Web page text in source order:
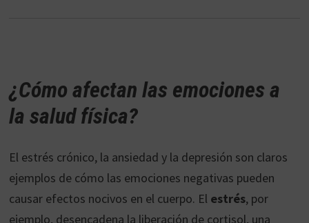
¿Cómo afectan las emociones a
la salud física?
El estrés crónico, la ansiedad y la depresión son claros
ejemplos de cómo las emociones negativas pueden
causar efectos nocivos en el cuerpo. El estrés, por
ejemplo, desencadena la liberación de cortisol, una